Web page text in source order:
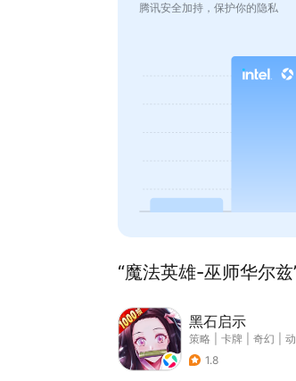
腾讯安全加持，保护你的隐私
“魔法英雄-巫师华尔
黑石启示
策略 卡牌 奇幻
1.8